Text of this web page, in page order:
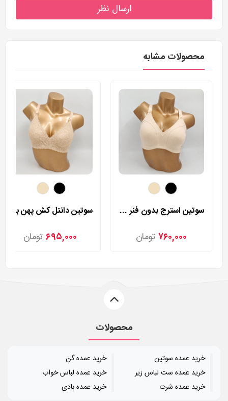
ارسال نظر
محصولات مشابه
سوتین استرج بدون فنر مردی مدل 255
۷۶۰,۰۰۰ تومان
سوتین دانتل کش پهن بدون فنر مردی مدل 400
۶۹۵,۰۰۰ تومان
محصولات
خرید عمده سوتین
خرید عمده ست لباس زیر
خرید عمده شرت
خرید عمده گن
خرید عمده لباس خواب
خرید عمده بادی